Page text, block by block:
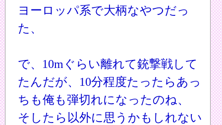
ヨーロッパ系で大柄なやつだっ
た、
で、10mぐらい離れて銃撃戦して
たんだが、10分程度たったらあっ
ちも俺も弾切れになったのね、
そしたら以外に思うかもしれない